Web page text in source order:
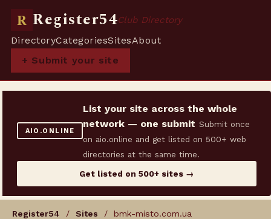
R Register54Club Directory
DirectoryCategoriesSitesAbout
+ Submit your site
AIO.ONLINE
List your site across the whole
network — one submit Submit once
on aio.online and get listed on 500+ web
directories at the same time.
Get listed on 500+ sites →
Register54 / Sites / bmk-misto.com.ua